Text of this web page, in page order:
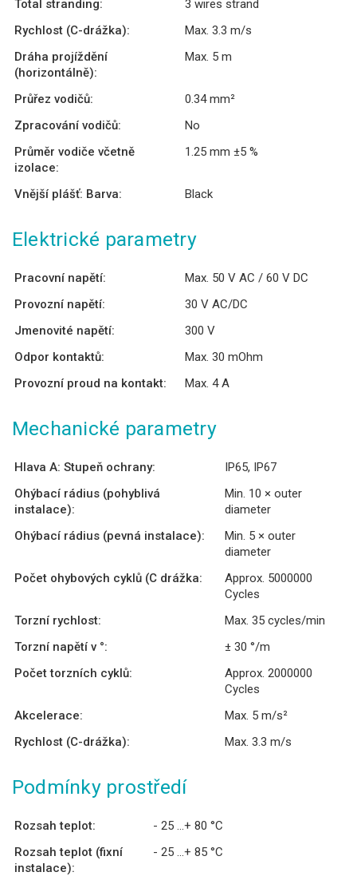
Total stranding:
3 wires strand
Rychlost (C-drážka):
Max. 3.3 m/s
Dráha projíždění
(horizontálně):
Max. 5 m
Průřez vodičů:
0.34 mm²
Zpracování vodičů:
No
Průměr vodiče včetně
izolace:
1.25 mm ±5 %
Vnější plášť: Barva: Black
Elektrické parametry
Pracovní napětí:
Max. 50 V AC / 60 V DC
Provozní napětí:
30 V AC/DC
Jmenovité napětí:
300 V
Odpor kontaktů:
Max. 30 mOhm
Provozní proud na kontakt:
Max. 4 A
Mechanické parametry
Hlava A: Stupeň ochrany:
IP65, IP67
Ohýbací rádius (pohyblivá
instalace):
Min. 10 × outer
diameter
Ohýbací rádius (pevná instalace):
Min. 5 × outer
diameter
Počet ohybových cyklů (C drážka:
Approx. 5000000
Cycles
Torzní rychlost:
Max. 35 cycles/min
Torzní napětí v °:
± 30 °/m
Počet torzních cyklů:
Approx. 2000000
Cycles
Akcelerace:
Max. 5 m/s²
Rychlost (C-drážka):
Max. 3.3 m/s
Podmínky prostředí
Rozsah teplot:
- 25 ...+ 80 °C
Rozsah teplot (fixní
instalace):
- 25 ...+ 85 °C